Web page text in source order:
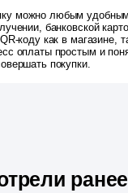
можно любым
банковской
коду как в магазине,
оплаты простым и
покупки.
ранее